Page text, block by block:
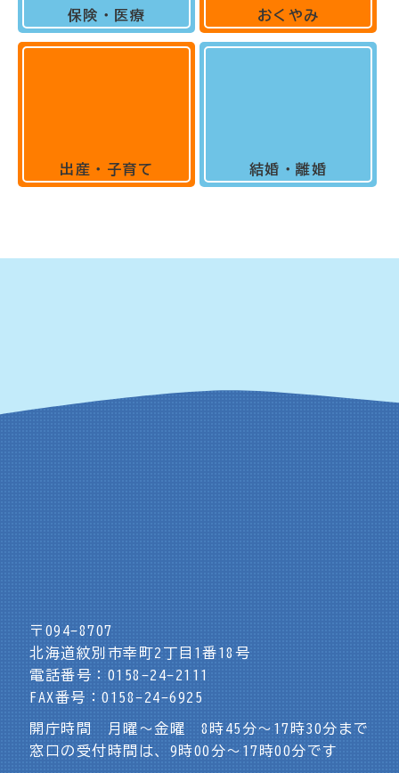
保険・医療
出産・子育て
おくやみ
結婚・離婚
〒094-8707
北海道紋別市幸町2丁目1番18号
電話番号：0158-24-2111
FAX番号：0158-24-6925
開庁時間 月曜～金曜 8時45分～17時30分まで
窓口の受付時間は、9時00分～17時00分です